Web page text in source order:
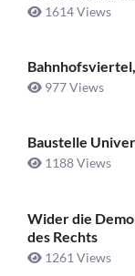
1614 Views
977 Views
Baustelle
1188 Views
Wider die
des Rechts
1261 Views